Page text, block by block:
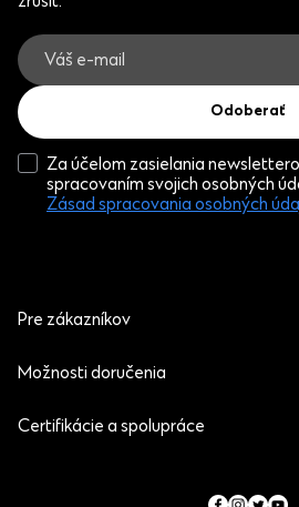
Odoberať
Za účelom zasielania
spracovaním svojich osobných
Zásad spracovania osobných
Pre zákazníkov
Certifikácie a spolupráce
Možnosti doručenia